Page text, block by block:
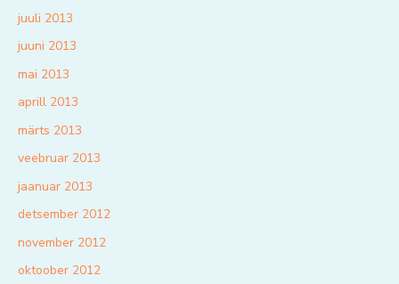
juuli 2013
juuni 2013
mai 2013
aprill 2013
märts 2013
veebruar 2013
jaanuar 2013
detsember 2012
november 2012
oktoober 2012